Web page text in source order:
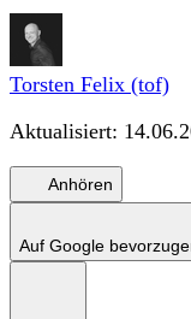
Torsten Felix (tof)
Aktualisiert:
Anhören
Auf Google